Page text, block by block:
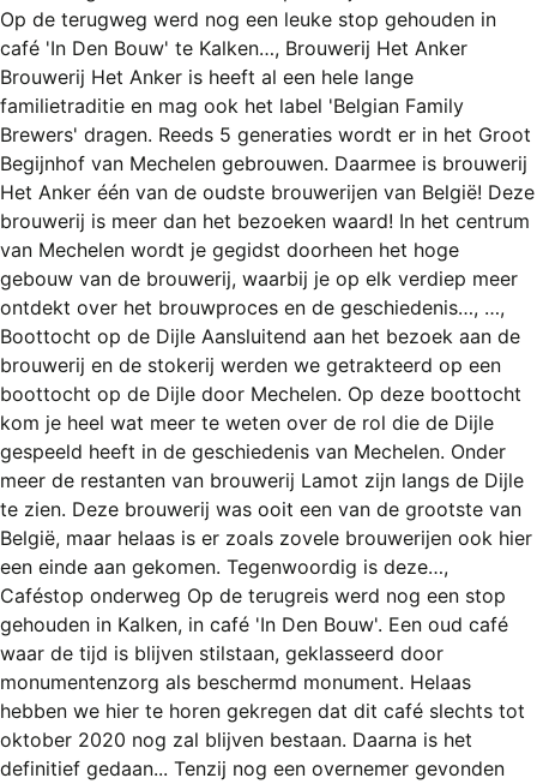
FACEBOOK
LINKS
Op de terugweg werd nog een leuke stop gehouden in
café 'In Den Bouw' te Kalken…, Brouwerij Het Anker
Brouwerij Het Anker is heeft al een hele lange
familietraditie en mag ook het label 'Belgian Family
Brewers' dragen. Reeds 5 generaties wordt er in het Groot
Begijnhof van Mechelen gebrouwen. Daarmee is brouwerij
Het Anker één van de oudste brouwerijen van België! Deze
brouwerij is meer dan het bezoeken waard! In het centrum
van Mechelen wordt je gegidst doorheen het hoge
gebouw van de brouwerij, waarbij je op elk verdiep meer
ontdekt over het brouwproces en de geschiedenis…, …,
Boottocht op de Dijle Aansluitend aan het bezoek aan de
brouwerij en de stokerij werden we getrakteerd op een
boottocht op de Dijle door Mechelen. Op deze boottocht
kom je heel wat meer te weten over de rol die de Dijle
gespeeld heeft in de geschiedenis van Mechelen. Onder
meer de restanten van brouwerij Lamot zijn langs de Dijle
te zien. Deze brouwerij was ooit een van de grootste van
België, maar helaas is er zoals zovele brouwerijen ook hier
een einde aan gekomen. Tegenwoordig is deze…,
Caféstop onderweg Op de terugreis werd nog een stop
gehouden in Kalken, in café 'In Den Bouw'. Een oud café
waar de tijd is blijven stilstaan, geklasseerd door
monumentenzorg als beschermd monument. Helaas
hebben we hier te horen gekregen dat dit café slechts tot
oktober 2020 nog zal blijven bestaan. Daarna is het
definitief gedaan... Tenzij nog een overnemer gevonden